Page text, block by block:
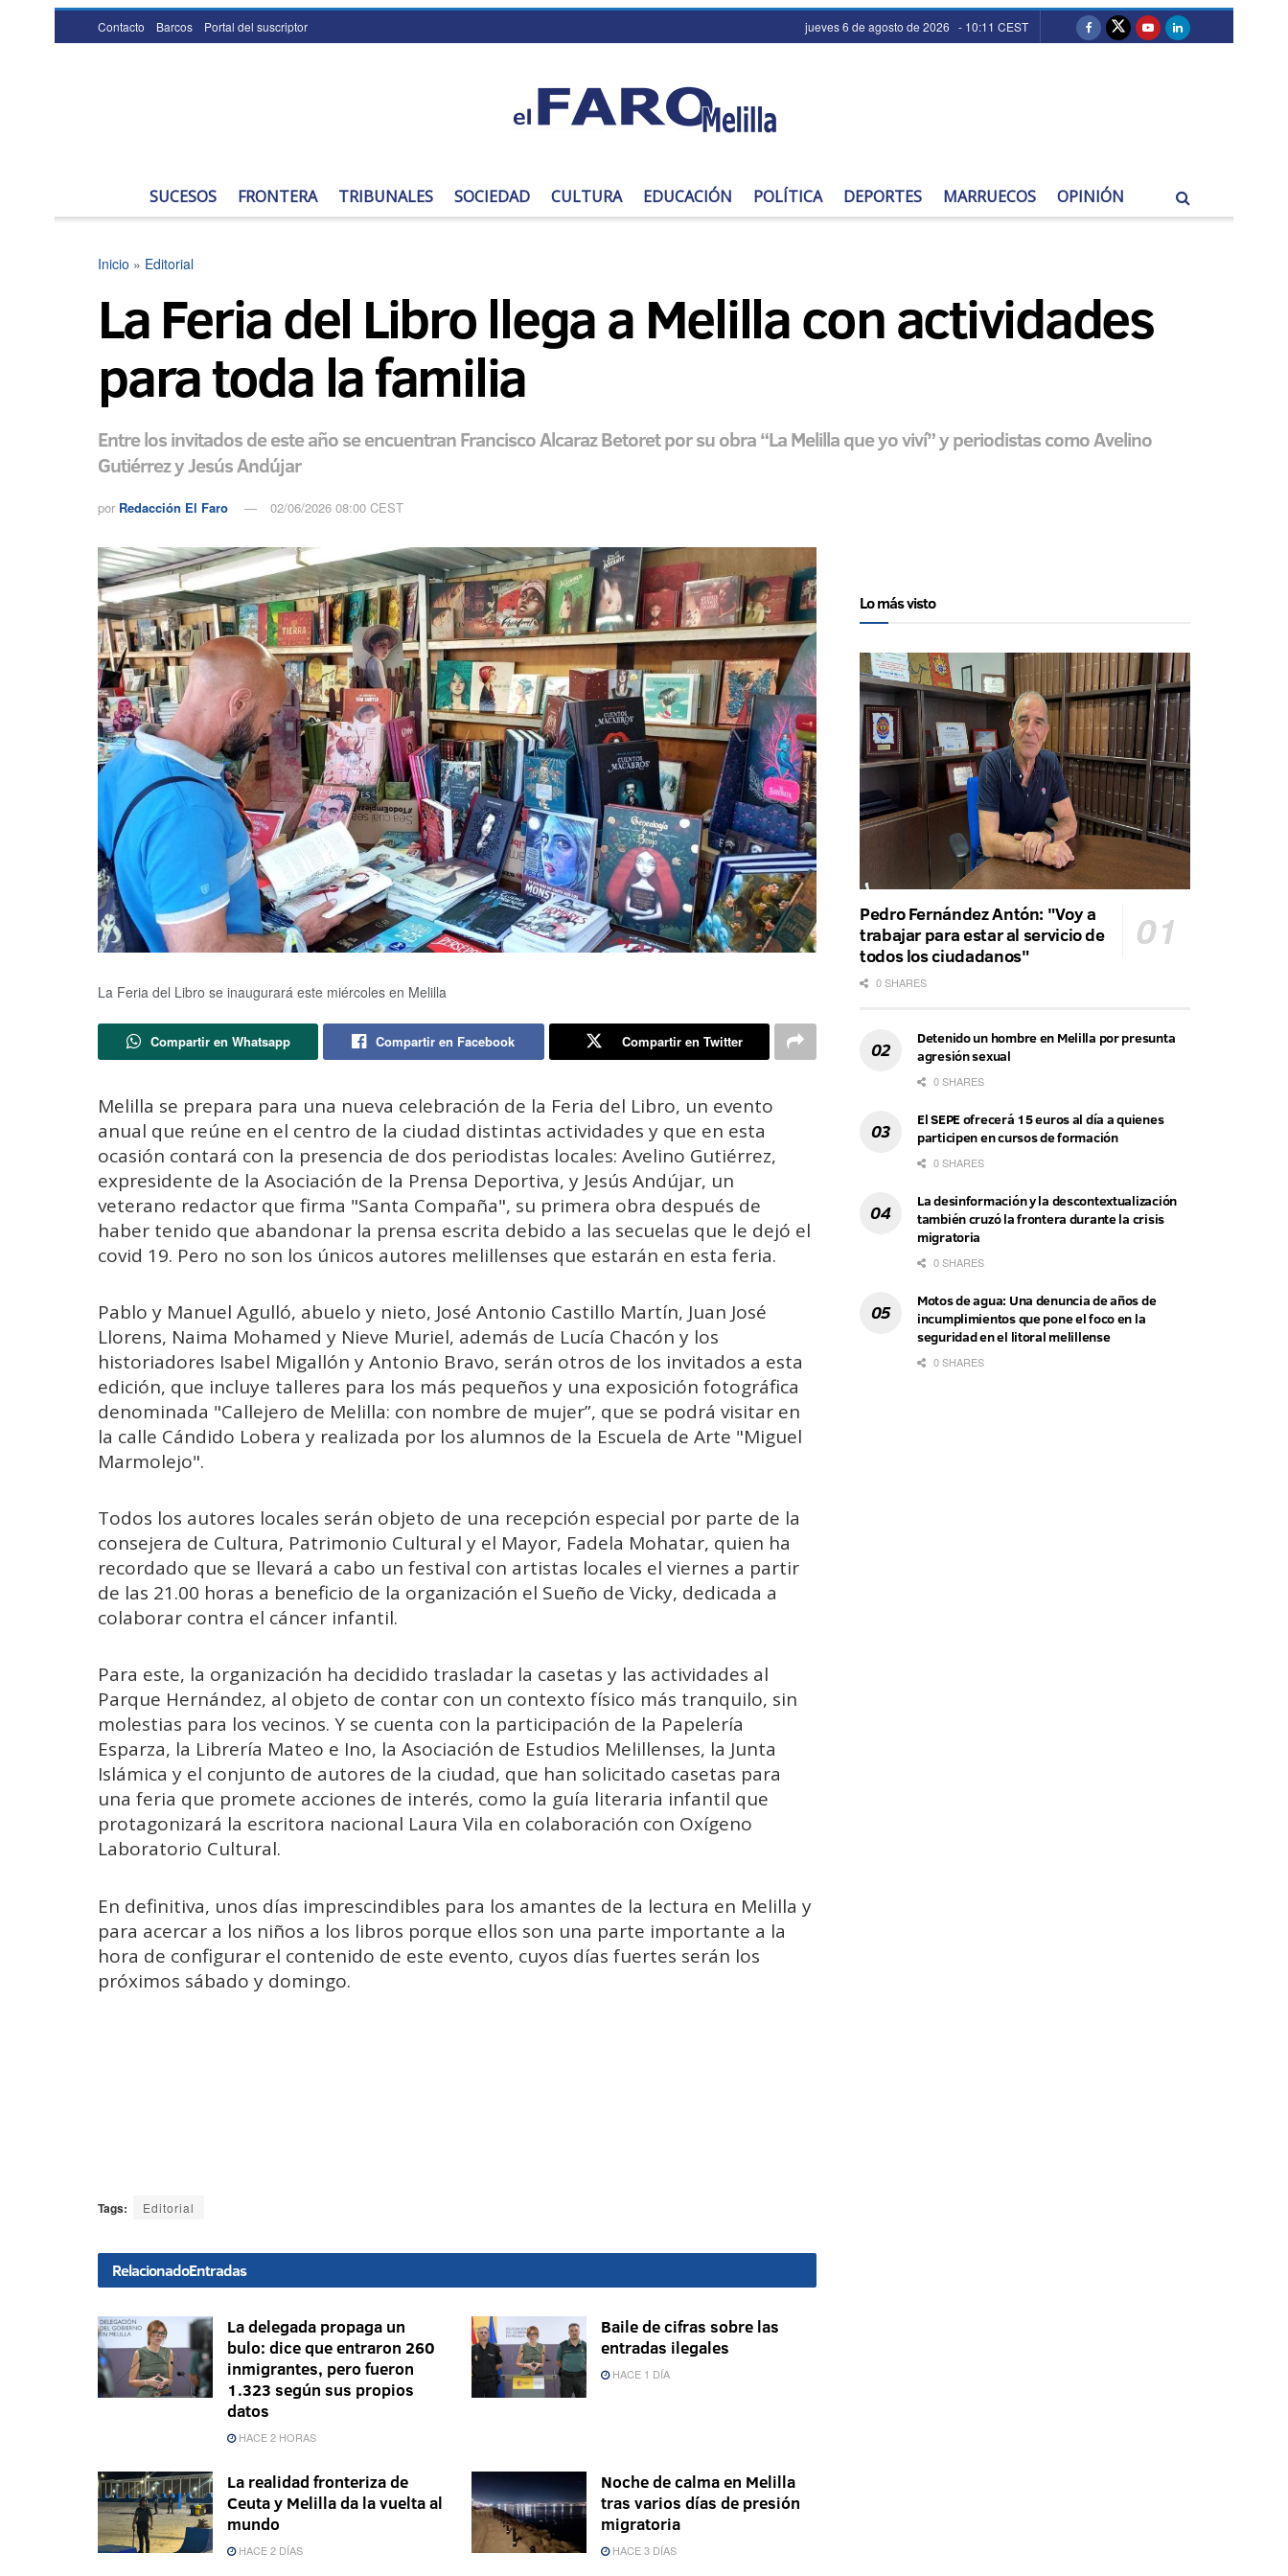
Contacto Barcos Portal del suscriptor jueves 6 de agosto de 2026 - 10:11 CEST
SUCESOS FRONTERA TRIBUNALES SOCIEDAD CULTURA EDUCACIÓN POLÍTICA DEPORTES MARRUECOS OPINIÓN
Inicio » Editorial
La Feria del Libro llega a Melilla con actividades
para toda la familia
Entre los invitados de este año se encuentran Francisco Alcaraz Betoret por su obra “La Melilla que yo viví” y periodistas como Avelino
Gutiérrez y Jesús Andújar
por Redacción El Faro 02/06/2026 08:00 CEST
La Feria del Libro se inaugurará este miércoles en Melilla
Compartir en Whatsapp Compartir en Facebook Compartir en Twitter
Melilla se prepara para una nueva celebración de la Feria del Libro, un evento
anual que reúne en el centro de la ciudad distintas actividades y que en esta
ocasión contará con la presencia de dos periodistas locales: Avelino Gutiérrez,
expresidente de la Asociación de la Prensa Deportiva, y Jesús Andújar, un
veterano redactor que firma "Santa Compaña", su primera obra después de
haber tenido que abandonar la prensa escrita debido a las secuelas que le dejó el
covid 19. Pero no son los únicos autores melillenses que estarán en esta feria.
Pablo y Manuel Agulló, abuelo y nieto, José Antonio Castillo Martín, Juan José
Llorens, Naima Mohamed y Nieve Muriel, además de Lucía Chacón y los
historiadores Isabel Migallón y Antonio Bravo, serán otros de los invitados a esta
edición, que incluye talleres para los más pequeños y una exposición fotográfica
denominada "Callejero de Melilla: con nombre de mujer”, que se podrá visitar en
la calle Cándido Lobera y realizada por los alumnos de la Escuela de Arte "Miguel
Marmolejo".
Todos los autores locales serán objeto de una recepción especial por parte de la
consejera de Cultura, Patrimonio Cultural y el Mayor, Fadela Mohatar, quien ha
recordado que se llevará a cabo un festival con artistas locales el viernes a partir
de las 21.00 horas a beneficio de la organización el Sueño de Vicky, dedicada a
colaborar contra el cáncer infantil.
Para este, la organización ha decidido trasladar la casetas y las actividades al
Parque Hernández, al objeto de contar con un contexto físico más tranquilo, sin
molestias para los vecinos. Y se cuenta con la participación de la Papelería
Esparza, la Librería Mateo e Ino, la Asociación de Estudios Melillenses, la Junta
Islámica y el conjunto de autores de la ciudad, que han solicitado casetas para
una feria que promete acciones de interés, como la guía literaria infantil que
protagonizará la escritora nacional Laura Vila en colaboración con Oxígeno
Laboratorio Cultural.
En definitiva, unos días imprescindibles para los amantes de la lectura en Melilla y
para acercar a los niños a los libros porque ellos son una parte importante a la
hora de configurar el contenido de este evento, cuyos días fuertes serán los
próximos sábado y domingo.
Tags: Editorial
RelacionadoEntradas
La delegada propaga un
bulo: dice que entraron 260
inmigrantes, pero fueron
1.323 según sus propios
datos
HACE 2 HORAS
Baile de cifras sobre las
entradas ilegales
HACE 1 DÍA
La realidad fronteriza de
Ceuta y Melilla da la vuelta al
mundo
HACE 2 DÍAS
Noche de calma en Melilla
tras varios días de presión
migratoria
HACE 3 DÍAS
Lo más visto
Pedro Fernández Antón: "Voy a
trabajar para estar al servicio de
todos los ciudadanos"
0 SHARES
Detenido un hombre en Melilla por presunta
agresión sexual
0 SHARES
El SEPE ofrecerá 15 euros al día a quienes
participen en cursos de formación
0 SHARES
La desinformación y la descontextualización
también cruzó la frontera durante la crisis
migratoria
0 SHARES
Motos de agua: Una denuncia de años de
incumplimientos que pone el foco en la
seguridad en el litoral melillense
0 SHARES